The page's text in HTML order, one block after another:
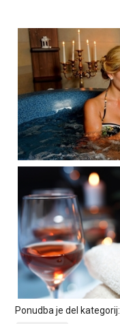
Ponudba je del kategorij: